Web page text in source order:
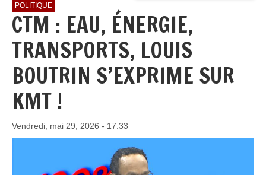
POLITIQUE
CTM : EAU, ÉNERGIE,
TRANSPORTS, LOUIS
BOUTRIN S’EXPRIME SUR
KMT !
Vendredi, mai 29, 2026 - 17:33